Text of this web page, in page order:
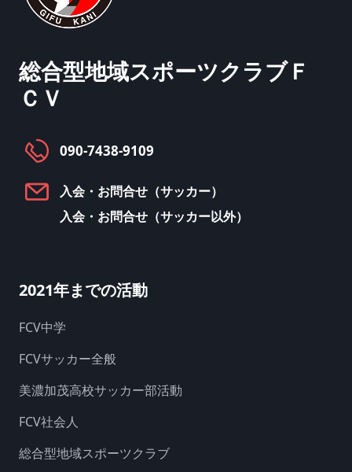
総合型地域スポーツクラブＦ
ＣＶ
090-7438-9109
入会・お問合せ（サッカー）
入会・お問合せ（サッカー以外）
2021年までの活動
FCV中学
FCVサッカー全般
美濃加茂高校サッカー部活動
FCV社会人
総合型地域スポーツクラブ